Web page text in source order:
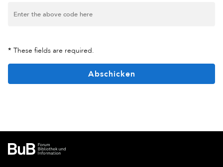
* These fields are required.
Abschicken